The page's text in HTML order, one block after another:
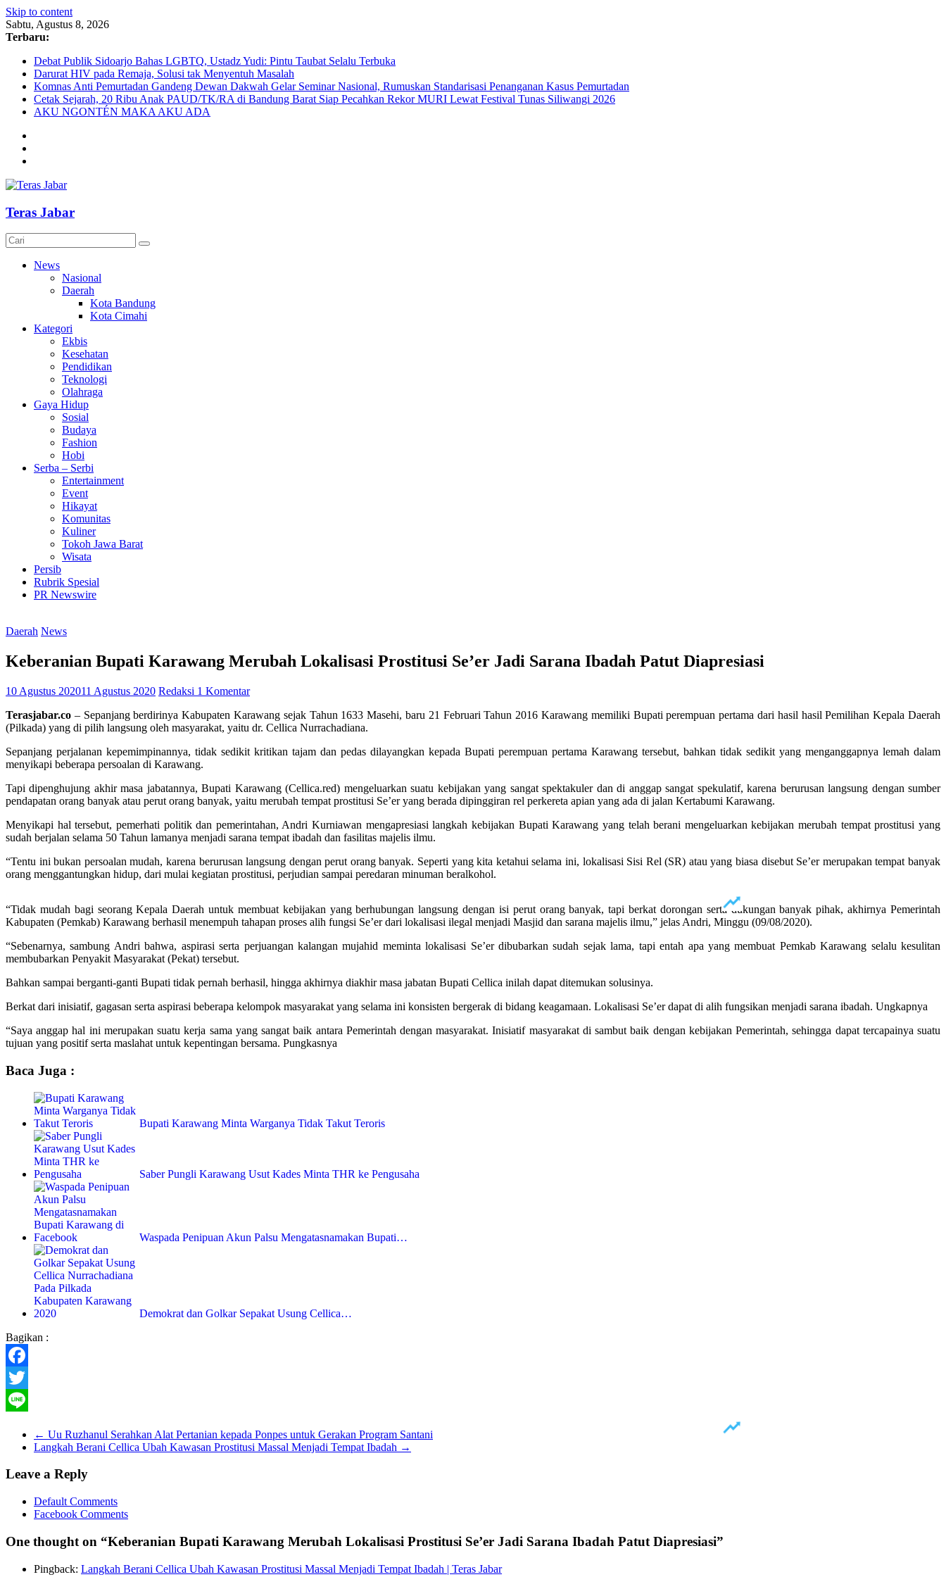
Skip to content
Sabtu, Agustus 8, 2026
Terbaru:
Debat Publik Sidoarjo Bahas LGBTQ, Ustadz Yudi: Pintu Taubat Selalu Terbuka
Darurat HIV pada Remaja, Solusi tak Menyentuh Masalah
Komnas Anti Pemurtadan Gandeng Dewan Dakwah Gelar Seminar Nasional, Rumuskan Standarisasi Penanganan Kasus Pemurtadan
Cetak Sejarah, 20 Ribu Anak PAUD/TK/RA di Bandung Barat Siap Pecahkan Rekor MURI Lewat Festival Tunas Siliwangi 2026
AKU NGONTÉN MAKA AKU ADA
Teras Jabar
News
Nasional
Daerah
Kota Bandung
Kota Cimahi
Kategori
Ekbis
Kesehatan
Pendidikan
Teknologi
Olahraga
Gaya Hidup
Sosial
Budaya
Fashion
Hobi
Serba – Serbi
Entertainment
Event
Hikayat
Komunitas
Kuliner
Tokoh Jawa Barat
Wisata
Persib
Rubrik Spesial
PR Newswire
Daerah News
Keberanian Bupati Karawang Merubah Lokalisasi Prostitusi Se’er Jadi Sarana Ibadah Patut Diapresiasi
10 Agustus 202011 Agustus 2020 Redaksi 1 Komentar
Terasjabar.co – Sepanjang berdirinya Kabupaten Karawang sejak Tahun 1633 Masehi, baru 21 Februari Tahun 2016 Karawang memiliki Bupati perempuan pertama dari hasil hasil Pemilihan Kepala Daerah
(Pilkada) yang di pilih langsung oleh masyarakat, yaitu dr. Cellica Nurrachadiana.
Sepanjang perjalanan kepemimpinannya, tidak sedikit kritikan tajam dan pedas dilayangkan kepada Bupati perempuan pertama Karawang tersebut, bahkan tidak sedikit yang menganggapnya lemah dalam
menyikapi beberapa persoalan di Karawang.
Tapi dipenghujung akhir masa jabatannya, Bupati Karawang (Cellica.red) mengeluarkan suatu kebijakan yang sangat spektakuler dan di anggap sangat spekulatif, karena berurusan langsung dengan sumber
pendapatan orang banyak atau perut orang banyak, yaitu merubah tempat prostitusi Se’er yang berada dipinggiran rel perkereta apian yang ada di jalan Kertabumi Karawang.
Menyikapi hal tersebut, pemerhati politik dan pemerintahan, Andri Kurniawan mengapresiasi langkah kebijakan Bupati Karawang yang telah berani mengeluarkan kebijakan merubah tempat prostitusi yang
sudah berjalan selama 50 Tahun lamanya menjadi sarana tempat ibadah dan fasilitas majelis ilmu.
“Tentu ini bukan persoalan mudah, karena berurusan langsung dengan perut orang banyak. Seperti yang kita ketahui selama ini, lokalisasi Sisi Rel (SR) atau yang biasa disebut Se’er merupakan tempat banyak
orang menggantungkan hidup, dari mulai kegiatan prostitusi, perjudian sampai peredaran minuman beralkohol.
“Tidak mudah bagi seorang Kepala Daerah untuk membuat kebijakan yang berhubungan langsung dengan isi perut orang banyak, tapi berkat dorongan serta dukungan banyak pihak, akhirnya Pemerintah
Kabupaten (Pemkab) Karawang berhasil menempuh tahapan proses alih fungsi Se’er dari lokalisasi ilegal menjadi Masjid dan sarana majelis ilmu,” jelas Andri, Minggu (09/08/2020).
“Sebenarnya, sambung Andri bahwa, aspirasi serta perjuangan kalangan mujahid meminta lokalisasi Se’er dibubarkan sudah sejak lama, tapi entah apa yang membuat Pemkab Karawang selalu kesulitan
membubarkan Penyakit Masyarakat (Pekat) tersebut.
Bahkan sampai berganti-ganti Bupati tidak pernah berhasil, hingga akhirnya diakhir masa jabatan Bupati Cellica inilah dapat ditemukan solusinya.
Berkat dari inisiatif, gagasan serta aspirasi beberapa kelompok masyarakat yang selama ini konsisten bergerak di bidang keagamaan. Lokalisasi Se’er dapat di alih fungsikan menjadi sarana ibadah. Ungkapnya
“Saya anggap hal ini merupakan suatu kerja sama yang sangat baik antara Pemerintah dengan masyarakat. Inisiatif masyarakat di sambut baik dengan kebijakan Pemerintah, sehingga dapat tercapainya suatu
tujuan yang positif serta maslahat untuk kepentingan bersama. Pungkasnya
Baca Juga :
Bupati Karawang Minta Warganya Tidak Takut Teroris
Saber Pungli Karawang Usut Kades Minta THR ke Pengusaha
Waspada Penipuan Akun Palsu Mengatasnamakan Bupati…
Demokrat dan Golkar Sepakat Usung Cellica…
Bagikan :
Facebook
Twitter
← Uu Ruzhanul Serahkan Alat Pertanian kepada Ponpes untuk Gerakan Program Santani
Langkah Berani Cellica Ubah Kawasan Prostitusi Massal Menjadi Tempat Ibadah →
Leave a Reply
Default Comments
Facebook Comments
One thought on “Keberanian Bupati Karawang Merubah Lokalisasi Prostitusi Se’er Jadi Sarana Ibadah Patut Diapresiasi”
Pingback: Langkah Berani Cellica Ubah Kawasan Prostitusi Massal Menjadi Tempat Ibadah | Teras Jabar